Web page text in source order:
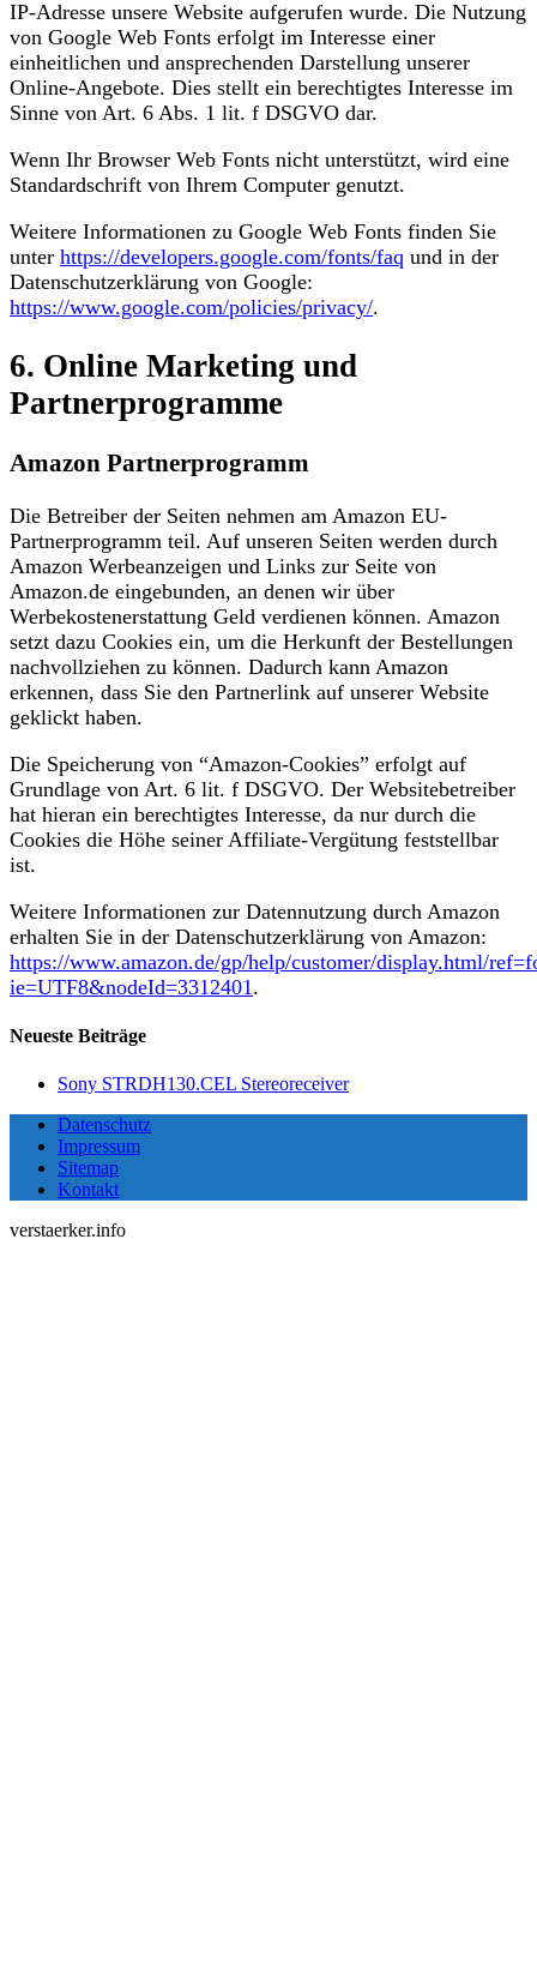
IP-Adresse unsere Website aufgerufen wurde. Die Nutzung
von Google Web Fonts erfolgt im Interesse einer
einheitlichen und ansprechenden Darstellung unserer
Online-Angebote. Dies stellt ein berechtigtes Interesse im
Sinne von Art. 6 Abs. 1 lit. f DSGVO dar.
Wenn Ihr Browser Web Fonts nicht unterstützt, wird eine
Standardschrift von Ihrem Computer genutzt.
Weitere Informationen zu Google Web Fonts finden Sie
unter https://developers.google.com/fonts/faq und in der
Datenschutzerklärung von Google:
https://www.google.com/policies/privacy/.
6. Online Marketing und
Partnerprogramme
Amazon Partnerprogramm
Die Betreiber der Seiten nehmen am Amazon EU-
Partnerprogramm teil. Auf unseren Seiten werden durch
Amazon Werbeanzeigen und Links zur Seite von
Amazon.de eingebunden, an denen wir über
Werbekostenerstattung Geld verdienen können. Amazon
setzt dazu Cookies ein, um die Herkunft der Bestellungen
nachvollziehen zu können. Dadurch kann Amazon
erkennen, dass Sie den Partnerlink auf unserer Website
geklickt haben.
Die Speicherung von “Amazon-Cookies” erfolgt auf
Grundlage von Art. 6 lit. f DSGVO. Der Websitebetreiber
hat hieran ein berechtigtes Interesse, da nur durch die
Cookies die Höhe seiner Affiliate-Vergütung feststellbar
ist.
Weitere Informationen zur Datennutzung durch Amazon
erhalten Sie in der Datenschutzerklärung von Amazon:
https://www.amazon.de/gp/help/customer/display.html/
ie=UTF8&nodeId=3312401.
Neueste Beiträge
Sony STRDH130.CEL Stereoreceiver
Datenschutz
Impressum
Sitemap
Kontakt
verstaerker.info